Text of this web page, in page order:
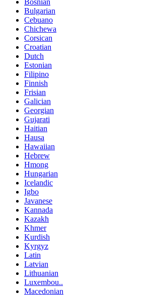
Bulgarian
Cebuano
Chichewa
Corsican
Croatian
Dutch
Estonian
Filipino
Finnish
Frisian
Galician
Georgian
Gujarati
Haitian
Hausa
Hawaiian
Hebrew
Hmong
Hungarian
Icelandic
Igbo
Javanese
Kannada
Kazakh
Khmer
Kurdish
Kyrgyz
Latin
Latvian
Lithuanian
Luxembou..
Macedonian